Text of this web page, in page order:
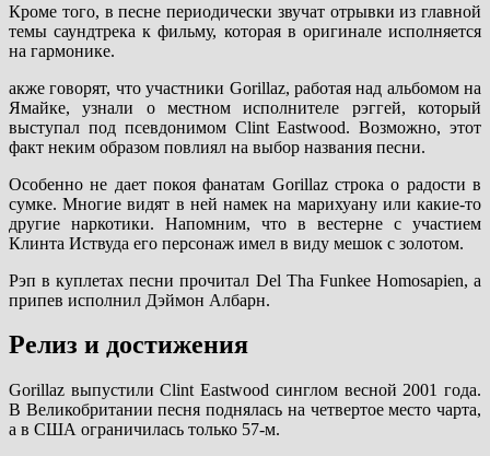
Кроме того, в песне периодически звучат отрывки из главной
темы саундтрека к фильму, которая в оригинале исполняется
на гармонике.
акже говорят, что участники Gorillaz, работая над альбомом на
Ямайке, узнали о местном исполнителе рэггей, который
выступал под псевдонимом Clint Eastwood. Возможно, этот
факт неким образом повлиял на выбор названия песни.
Особенно не дает покоя фанатам Gorillaz строка о радости в
сумке. Многие видят в ней намек на марихуану или какие-то
другие наркотики. Напомним, что в вестерне с участием
Клинта Иствуда его персонаж имел в виду мешок с золотом.
Рэп в куплетах песни прочитал Del Tha Funkee Homosapien, а
припев исполнил Дэймон Албарн.
Релиз и достижения
Gorillaz выпустили Clint Eastwood синглом весной 2001 года.
В Великобритании песня поднялась на четвертое место чарта,
а в США ограничилась только 57-м.